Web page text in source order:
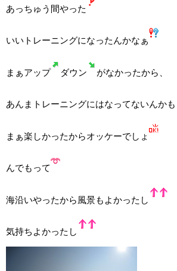
あっちゅう間やった
いいトレーニングになったんかなぁ
まぁアップ ダウン がなかったから、
あんまトレーニングにはなってないんかも
まぁ楽しかったからオッケーでしょ
んでもって
海沿いやったから風景もよかったし
気持ちよかったし